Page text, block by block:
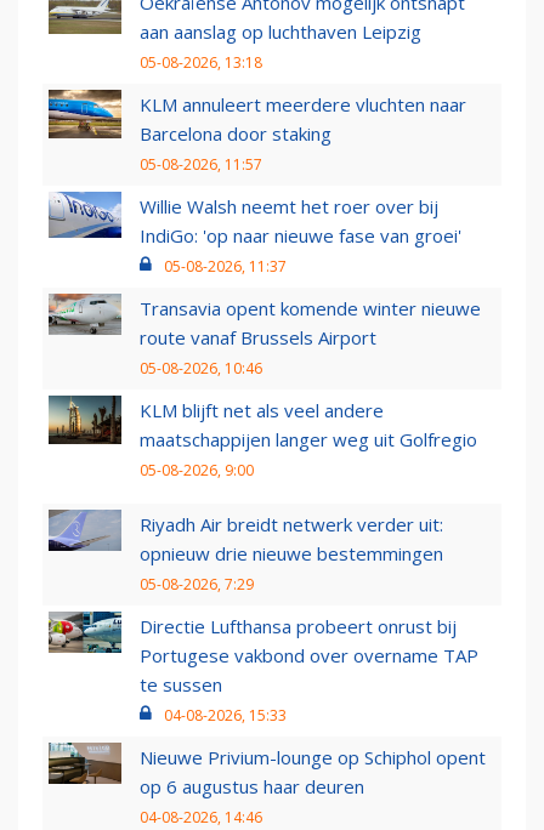
aan aanslag op luchthaven Leipzig
05-08-2026, 13:18
KLM annuleert meerdere vluchten naar
Barcelona door staking
05-08-2026, 11:57
Willie Walsh neemt het roer over bij
IndiGo: 'op naar nieuwe fase van groei'
05-08-2026, 11:37
Transavia opent komende winter nieuwe
route vanaf Brussels Airport
05-08-2026, 10:46
KLM blijft net als veel andere
maatschappijen langer weg uit Golfregio
05-08-2026, 9:00
Riyadh Air breidt netwerk verder uit:
opnieuw drie nieuwe bestemmingen
05-08-2026, 7:29
Directie Lufthansa probeert onrust bij
Portugese vakbond over overname TAP
te sussen
04-08-2026, 15:33
Nieuwe Privium-lounge op Schiphol opent
op 6 augustus haar deuren
04-08-2026, 14:46